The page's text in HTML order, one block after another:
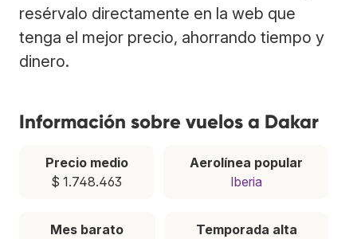
resérvalo directamente en la web que
tenga el mejor precio, ahorrando tiempo y
dinero.
Información sobre vuelos a Dakar
Precio medio
$ 1.748.463
Aerolínea popular
Iberia
Mes barato
Temporada alta